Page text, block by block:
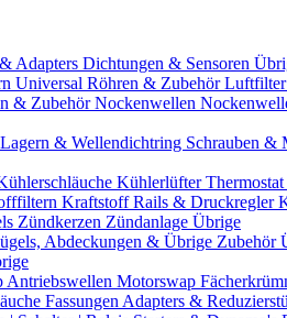
Adapters Dichtungen & Sensoren
Universal Röhren & Zubehör
& ZubehörNockenwellen
Lagern & Wellendichtring Schrauben &
Kühlerlüfter
Kraftstoff Rails & Druckregler
Zündkerzen Zündanlage Übrige
Abdeckungen & Übrige Zubehör
Antriebswellen Motorswap
Fassungen Adapters &